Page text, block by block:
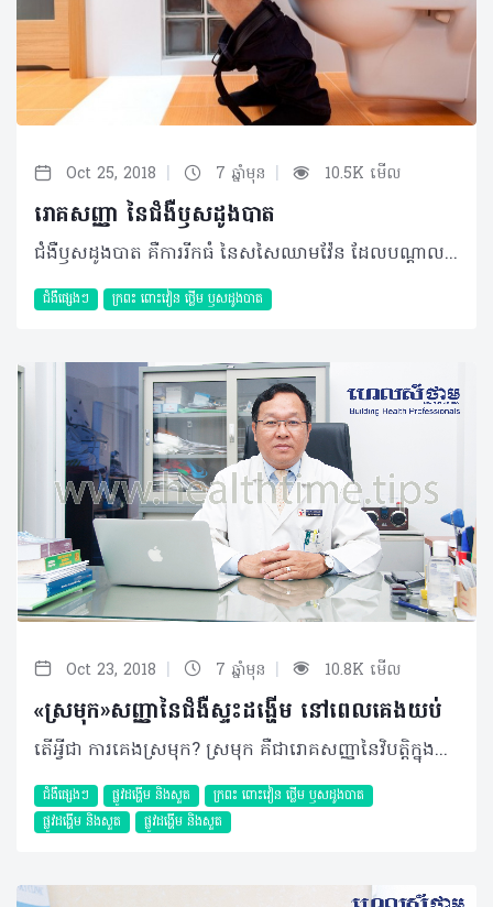
Oct 25, 2018 | 7 ឆ្នាំមុន | 10.5K មើល
រោគសញ្ញា នៃជំងឺឫសដូងបាត
ជំងឺឫសដូងបាត គឺការរីកធំ នៃសសៃឈាមវ៉ែន ដែលបណ្តាលពីការរលាក ឬ ដាច់ស្បែកការពារសសៃឈាមវ៉ែននៅក្នុងទ្វារលាមករបស់យើងហើយសសៃឈាមវារីកធំ បន្តិចម្តង ៗ រួចវាវិវត្តន៍ទៅជាជំងឺឫសដូងបាត ។ រោគសញ្ញា នៃជំងឺឫសដូងបាត៖ ១) កាលណាយើងមានជំងឺឫសដូងបាត វាធ្វើអោយ តឹងចង្អៀតទ្វារលាមកធ្វើអោយពិបាកបត់ជើងធំ ( ជួនទល់ ជួនរាគ ជួនធ្លាក់ឈម ) បត់ជើងមិន ចេះអស់ មានលាមកមូល ឬ សំប៉ែតតូចៗ ។ ២ ) ឧស្សាហ៍មានការឈឺចាប់ រមាស់ ក្រហាយ នៅជុំវិញទ្វារលាមក និងឫសដូងបាត មានការរីកប៉ោង នៅជុំវិញទ្វារលាមក ឬម្ខាងនៃទ្វារលាមក។ ៣) ឧស្សាហ៍ ហើមពោះ ឆ្អល់ពោះ ហើមពោះវៀន ក្រពះ ជាប្រចាំ ដោយសាទល់ផោមឧស្ម័នពុល ទល់លាមក កាកសំណល់ពុល បន្សល់ជាតិពុល និងមេរោគ នៅពេញ ពោះវៀន ក្រពះ និងក្នុងឈាម ហើយបង្កអោយកោសិកា ជាលិកាទូទៅ ពុល មានជំងឺរ៉ាំហើយ ព្យាបាលមិនជា ។ ៤ ) ឧស្សាហ៍មានជំងឺពោះវៀន ក្រពះ ថ្លើមរ៉ាំរ៉ៃ ហើយព្យាបាលមិនជា បើមិនបានព្យាបាលជំងឺឫសដូងបាត អោយជាមុនទេនោះ ។ ៥ ) ឧស្សាហ៍ ឈឺក្បាល វិលមុខ ងងិតមុខ សក់ឆាប់ជ្រុះ ឆាប់ស្កូវ ភ្នែកឆាប់ស្រវ៉ាំងងងិត ខួរក្បាល ប្រាជ្ញាស្មារតី បាត់ការចងចាំ មានការធុញទ្រាន់​ និងមួម៉ៅច្រើន ។ ៦ ) ឧស្សាហ៍ឈឺចង្កេះខ្នង ចុករោយដៃជើង រសេះរសោះអស់កំលាំង ដេកមិនបានសម្រាន្តមិនលក់ស្រួល ហូបចុកមិនដឹងរស់ជាតិឆ្ញាញ់ អាការៈដូចចង់ខ្យល់រាល់ថ្ងៃ ។ ៧) ឧស្សាហ៍ តឹងទ្រូង ថប់ៗដង្ហើម ឆាប់ហេវ ឆាប់ហត់ ចលនាឈាមរត់មិនមិនទៀងទាត់ ជួនលើសជួនខ្វះ ជួនស្ទះៗដង្ហើម បេះដូង សួត ប្រឹងច្របាច់ហើយចុះខ្សោយ ឆាប់ភ័យ ឆាប់តក់ស្លុត ឆាប់ខឹង ឆាប់រំជួលចិត្ត ។ ៨ ) ពិបាកបត់ជើងតូច បត់ជើងតូច មិនចេះអស់ដូចនោមទាស់ ធ្វើអោយចុះ ខ្សោយចំណង់ផ្លូវភេទ និងការបន្តពូជ ហើយវាចំលងជំងឺឫសដូងបាតទៅកូននៅក្នុងផ្ទៃ ដោយស្វ័យប្រវត្តិ។ ៩) ឧស្សាហ៍មានជំងឺសើស្បែក កន្ទួលរមាស់ កន្ទាលត្រអាកជាដើម ស្បែកឆាប់ជ្រីវជ្រួញ ឆាប់ចាស់មុនអាយុ ស្បែកមានពណ៏សម្បុរមិនល្អ ។ ១០) កាលណាឫសដូងបាត ដល់ដំណាក់កាលទី ២ ឫសដូងបាតកាន់តែធំ រាល់ពេលបត់ជើងធំម្តងៗ ឫសដូងបាតវាលូនចេញមកក្រៅជាមួយលាមកដែរ តែក្រោយពេលបត់ជើងធំរួច វាលូនចូលវិញដោយខ្លួនឯង ។ ១១) កាលណាដល់ដំណាក់កាលទី៣ ឫសដូងបាត វាកាន់តែធំ វាកាន់តែធ្វើ អោយតឹងចង្អៀតទ្វារលាមក ផលលំបាក ផលប៉ៈពាល់កាន់តែធ្ងន់ធ្ងរ ហើយរាល់ពេលបត់ជើងធំ ឫសដូងបាតវាលូនចេញមកជាមួយលាមកដែរតែក្រោយពេលបត់ជើងធំរួច ឫសដូងបាត មិនអាចចូលវិញខ្លួនឯងបានទេលុះត្រាតែ យកម្រាមដៃជួរុញ ជួយច្រានវា ទើបចូលវិញបាន ទាំងឈឺចាប់ជួនមានហូរឈាមទៀតផង ។ ១២) កាលណាឫសដូងបាតដល់ដំណាក់ទី៤ គឺជាដំណាក់កាលចុងក្រោយ ជាដំណាក់កាលទុំ ឫសដូងបាតវាលូនចេញមកក្រៅដោយឯងៗ ហើយមិនអាចរុញអោយវាចូលវិញបានទេ ទោះបីខំរុញ ច្រានប៉ុណ្ណាក៏មិនអាចចូលវិញបានឡើយ ត្រូវរកកន្លែងព្យាបាលជាបន្ទាន់ ព្រោះវាមានការឈឺចាប់ហើយហូរឈាម ធ្ងន់ធ្ងរ ។ *** ចំណាំ បើសម្តេច ទ្រង់ ឯកឧត្តម មានជំងឺពោះវៀន ក្រពះ ថ្លើម រ៉ាំរ៉ៃហើយព្យាបាលមិនជា សូមងាកមកគិតពីជំងឺឫសដូងបាតវិញម្តងពីព្រោះឫសដូងបាត វាជាប្រភពបង្ក អោយពោះវៀន ក្រពះ ថ្លើមឈឺហើយព្យាបាលមិនជា ជាដាច់ខាតបើមិនបានព្យាបាល ជំងឺឫសដូបាតអោយ ជាមុនទេនោះ ។ ចែករំលែកដោយ គ្លីនិក តូច យ៉ាន​ ព្យាបាលជំងឺ ឫសដូងបាត
ជំងឺផ្សេងៗ ក្រពះ​ ពោះវៀន​ ថ្លើម ឫសដូងបាត
Oct 23, 2018 | 7 ឆ្នាំមុន | 10.8K មើល
«ស្រមុក»សញ្ញានៃជំងឺស្ទះដង្ហើម នៅពេលគេងយប់
តើអ្វីជា ការគេងស្រមុក? ស្រមុក គឺជារោគសញ្ញានៃវិបត្តិក្នុងការដកដង្ហើម មានន័យថាវាជាសញ្ញាមួយនៃជំងឺដែលឆ្លុះបញ្ចាំងពីការដកដង្ហើមចូលសួតមានការរំខានដោយការត្បៀតនៃផ្លូវដង្ហើម។​ ការត្បៀតនេះអាចមាននៅក្នុងច្រមុះ ឬ​បំពង់ក ដោយសារមានការរីកសាច់ ឬមានដុះសាច់ច្រមុះ បំពង់ក ឬការមិនផ្តល់សញ្ញាពីខួរក្បាល ដែលធ្វើឲ្យខ្យល់អុកស៊ីសែនចូលក្នុងសួតមិនបានគ្រប់គ្រាន់និងខ្យល់ដែលឆ្លងកាត់ផ្លូវតូចចង្អៀត បង្កជាការលាន់ស្រមុក។ សញ្ញានៃការស្រមុកនេះ អាចឈានដល់ជំងឺមួយហៅថា ស្ទះដង្ហើម​នៅពេលគេងយប់ ឬObstructive Sleep Apnea។ តាមការសិក្សាមួយចំនួនបាន រកឃើញថា ស្រមុកអាចជារោគសញ្ញា ដែលមានលក្ខណៈតពូជ ដែលវាអាចឆ្លងពីជំនាន់ មួយទៅជំនាន់មួយទៀត តាមរយៈហ្សែន រួមជាមួយកត្តាខាងក្រៅដូចជា ចំណីអាហារ បរិស្ថាន ពិសេសរូបរាង។ មូលហេតុ កត្តាដែលបង្កឲ្យមានការគេងស្រមុកមានច្រើន រួមមាន៖ • ទម្រង់រូបរាងមាត់ ៖ ទម្រង់មាត់ខុសពីធម្មតាដូចជាចង្កាខើចខ្លី ឬករួញ ឬអ្នកធាត់អាចធ្វើឲ្យសាច់នៅក្នុងបំពង់ក ឬមាត់មានការរីកធំ ហើយនៅពេលគេង ធ្វើឲ្យសាច់នោះទៅបិទនៅផ្លូវដង្ហើមបង្កឲ្យរន្ធនៅផ្លូវដង្ហើមស្ទះបណ្តាលឲ្យគេងស្រមុក។ • អ្នកទទួលទានស្រាច្រើន ៖ កាលណាផឹកនូវជាតិអាល់កុល ឬស្រាច្រើន បង្កឲ្យសាច់ដុំនៅត្រង់ បំពង់ក និងមាត់ទន់ ជាហេតុនាំឲ្យសាច់នោះអាចទៅបិទផ្លូវដង្ហើម។ • បញ្ហាច្រមុះមាត់ ៖ ករណីមានដុះសាច់ច្រមុះ ឬបំពង់ក កាលណាវាវិវឌ្ឍកាន់តែធំទៅៗ វានឹង សង្កត់រន្ធច្រមុះ ធ្វើឲ្យពិបាកក្នុងការដកដង្ហើម ហើយបង្កឲ្យមានសំឡេងស្រមុកឡើង។ • គេងមិនបានគ្រប់គ្រាន់ ៖ កាលណាគេងមិនបានគ្រប់គ្រាន់ធ្វើឲ្យសាច់ដែលស្ថិតនៅត្រង់បំពង់កមានលក្ខណៈទន់ ឬយឺត និងបង្កការរំខានដល់ផ្លូវដង្ហើម។ • ទម្រង់នៃការគេង ៖ ចំពោះអ្នកធាត់ កាលណាគេងផ្ងារធ្វើឲ្យសាច់ធ្លាក់ទៅបិទផ្លូវដង្ហើម បង្កជាសំឡេងស្រមុក។ ការធ្វើរោគវិនិច្ឆ័យ • ការសាកសួរប្រវត្តិអ្នកជំងឺ មើលលើទម្រង់រូបរាង ជំងឺប្រចាំកាយ ដូចជា ទឹកនោមផ្អែម ខ្សោយបេះដូង វិបត្តិចង្វាក់បេះដូង លើសសម្ពាធឈាម។ • ការធ្វើតេស្តភាពរងៀម ឬចេះតែងងុយគេង ពេលថ្ងៃ ឆាប់មួម៉ៅ ខឹង ថប់ទ្រូង ឈឺក្បាល ពេលព្រឹក បត់ជើងតូចច្រើនពេលយប់ គេងមិន ស្កប់ស្កល់ និងឡើងទម្ងន់។ • ការធ្វើតេស្តម៉្យាងហៅថា Polygraphy៖ ឃើញ Apnea Hypopnea Index (AHI)> ៥ដងក្នុងមួយម៉ោង នោះរោគវិនិច្ឆ័យជាជំងឺស្ទះដង្ហើមនៅពេលគេង។ ការព្យាបាល ជាទូទៅ ការព្យាបាលបញ្ហាស្រមុកដែលបង្កឲ្យមានការស្ទះដង្ហើមនៅពេលគេងយប់ អាស្រ័យទៅតាមប្រភេទនៃការស្ទះ រួមមាន៖ • Central Sleep Apnea ៖ ជាការស្ទះដង្ហើម​នៅពេលគេងមានមណ្ឌលនៅខួរក្បាល មានន័យ​ថាការបញ្ជារបស់ខួរក្បាលលើផ្លូវដង្ហើមលែង​ដំណើរការជាហេតុនាំឲ្យចង្វាក់នៃការដកដង្ហើមត្រូវបានបាត់។ • Obstructive Sleep Apnea ៖ ជាការ ស្ទះនៅបំពង់ក ដែលវាអាចមានមូលហេតុច្រើន ដូចបានរៀបរាប់ខាងលើ។ ដូចនេះ ប្រសិនបើស្ទះផ្លូវដង្ហើមនៅបំពង់ក ដោយមានសាច់ដុះ គ្រូពេទ្យនឹងអាចណែនាំឲ្យធ្វើការ កាត់សាច់នោះចេញ ឬធ្វើការពិចារណាលើការ ប្រើប្រាស់ម៉ាស៊ីនហៅថា CPAP ពាក់នៅពេល គេងយប់ និងវះកាត់ប្តូរទម្រង់ ប្រសិនបើអ្នកជំងឺមានសញ្ញាស្រមុកបង្កឲ្យស្ទះដង្ហើមដោយសារចង្កាខើចខ្លីជាដើម។ ផលវិបាក គួរបញ្ជាក់ថា អ្នកជំងឺនឹងអាចមានគ្រោះថ្នាក់ដល់អាយុជីវិតដោយសារវិបត្តិចង្វាក់បេះដូង ខូចសាច់ដុំបេះដូង និងការដាច់សរសៃឈាមខួរក្បាល (Stroke) បើអាការៈស្រមុករបស់គាត់មានការស្ទះដង្ហើមនៅពេលគេងយប់ ហើយមិនបានទទួលការព្យាបាលជាមួយវេជ្ជបណ្ឌិតឯកទេសឲ្យបានទាន់ពេលវេលា។ ក្រៅពីនេះ ការស្ទះដង្ហើមនៅពេលគេងយប់ អាចប៉ះពាលសកម្មភាពប្រចាំថ្ងៃ ដូចជា៖ • គ្រោះថ្នាក់ចរាចរណ៍ • កាន់តែលើសទម្ងន់ • ប្រឈមការកើតជំងឺទឹកនោមផ្អែម ឬបន្ថយប្រសិទ្ធភាពព្យាបាល បើគាត់មានជំងឺទឹកនោមផ្អែមស្រាប់ • ងាយប្រឈមនឹងការឡើងសម្ពាធឈាម​ ឬបន្ថយប្រសិទ្ធភាពព្យាបាលបើគាត់មានជំងឺលើសឈាម • មានវិបត្តិផ្លូវចិត្ត បាក់ទឹកចិត្ត • ឡើងខ្លាញ់ និងវិបត្តិមេតាបូលិក ជាដើម។ ការការពារ • កាត់បន្ថយការទទួលទានគ្រឿងស្រវឹង • ចៀសវាងការប្រើប្រាស់ថ្នាំងងុយគេងច្រើន • ប្តូររបៀបរបបក្នុងការរស់នៅ ដើម្បីបន្ថយទម្ងន់ • ប្រើប្រាស់ឧបករណ៍ជំនួយនៅពេលគេង (CPAP) • ធ្វើការវះកាត់សាច់ដែលសល់នៅក្នុងមាត់។ ស្រមុក ជាសញ្ញាអាសន្នដែលអាចវិវឌ្ឍទៅរកការមានជំងឺស្ទះដង្ហើមនៅពេលគេងយប់ និងជាមូលហេតុនៃជំងឺធ្ងន់ធ្ងរជាច្រើនដែលគ្រប់គ្នាត្រូវប្រុងប្រយ័ត្ន។ ដូច្នេះ ប្រសិនមានសញ្ញាសង្ស័យគួរធ្វើការណាត់ជួបគ្រូពេទ្យ ដើម្បីធ្វើតេស្តស្រមុក រកបញ្ហានៃការស្ទះដង្ហើមពេលគេងយប់ និងធ្វើការព្យាបាលឲ្យបានទាន់ពេលវេលា។ បកស្រាយដោយ​ ៖ សាស្ត្រាចារ្យ មហាបរិញ្ញា វ៉ាន់ មិច ឯកទេសវេជ្ជសាស្ត្រទូទៅ និងជំងឺសួត នៃមន្ទីរពេទ្យមិត្តភាពខ្មែរ-សូវៀត និងជាប្រធានសមាគមគ្រូពេទ្យសួត កម្ពុជា ©2018 រក្សាសិទ្ធិគ្រប់យ៉ាង​ដោយ Healthtime Corporation ចំពោះគ្រប់អត្ថបទដោយគ្មានផ្នែកណាមួយត្រូវបោះពុម្ពផ្សាយចូលប្រព័ន្ធអ៊ីនធឺណែត ឧបករណ៍អេឡិចត្រូនិក អាត់ជាសំឡេង ឬថតចំលងគ្រប់រូបភាពដោយគ្មានការអនុញ្ញាតឡើយ
ជំងឺផ្សេងៗ ផ្លូវដង្ហើម និងសួត
ក្រពះ​ ពោះវៀន​ ថ្លើម ឫសដូងបាត
ផ្លូវដង្ហើម និងសួត
ផ្លូវដង្ហើម និងសួត